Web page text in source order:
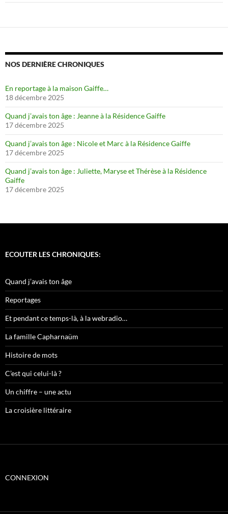
NOS DERNIÈRE CHRONIQUES
En reportage à la maison Gaiffe…
18 décembre 2025
Quand j’avais ton âge : Jeanne à la Résidence Gaiffe
17 décembre 2025
Quand j’avais ton âge : Nicole et Marc à la Résidence Gaiffe
17 décembre 2025
Quand j’avais ton âge : Juliette, Maryse et Thérèse à la Résidence
Gaiffe
17 décembre 2025
ECOUTER LES CHRONIQUES:
Quand j’avais ton âge
Reportages
Et pendant ce temps-là, à la webradio…
La famille Capharnaüm
Histoire de mots
C’est qui celui-là ?
Un chiffre – une actu
La croisière littéraire
CONNEXION